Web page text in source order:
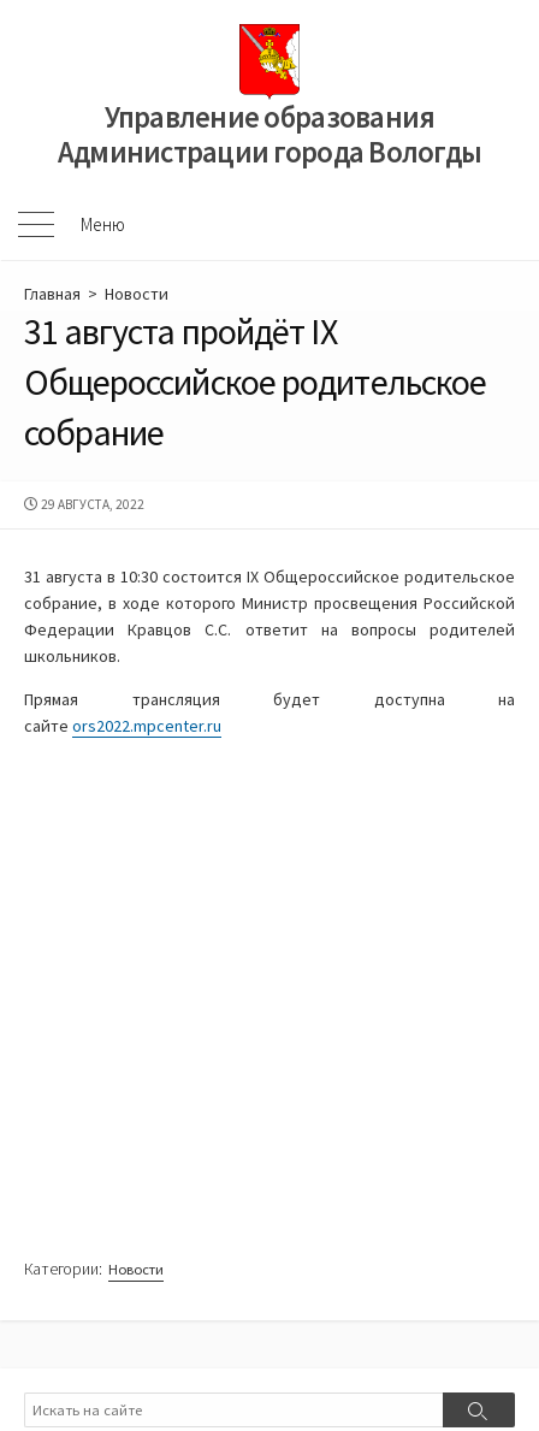
Управление образования
Администрации города Вологды
Меню
Меню
Главная > Новости
31 августа пройдёт IX
Общероссийское родительское
собрание
ДАТА
29 АВГУСТА, 2022
31 августа в 10:30 состоится IX Общероссийское родительское
собрание, в ходе которого Министр просвещения Российской
Федерации Кравцов С.С. ответит на вопросы родителей
школьников.
Прямая трансляция будет доступна на
сайте ors2022.mpcenter.ru
Категории: Новости
Поиск
Поиск